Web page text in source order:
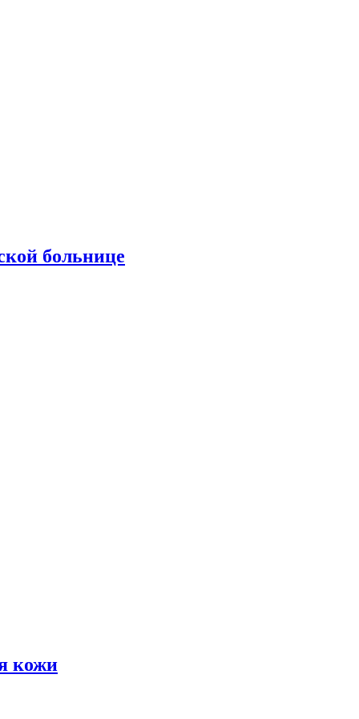
больнице
кожи